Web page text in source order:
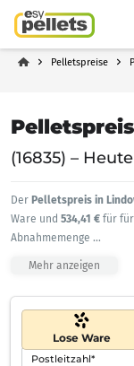
Pelletspreise
(16835) –
Der Pelletspreis in
Ware und 534,41 € für
Abnahmemenge ...
Mehr anzeigen
Lose Ware
Postleitzahl*